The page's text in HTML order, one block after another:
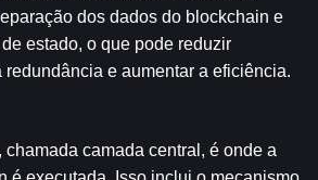
dos dados do blockchain e
estado, o que pode reduzir
e aumentar a eficiência.
chamada camada central, é onde a